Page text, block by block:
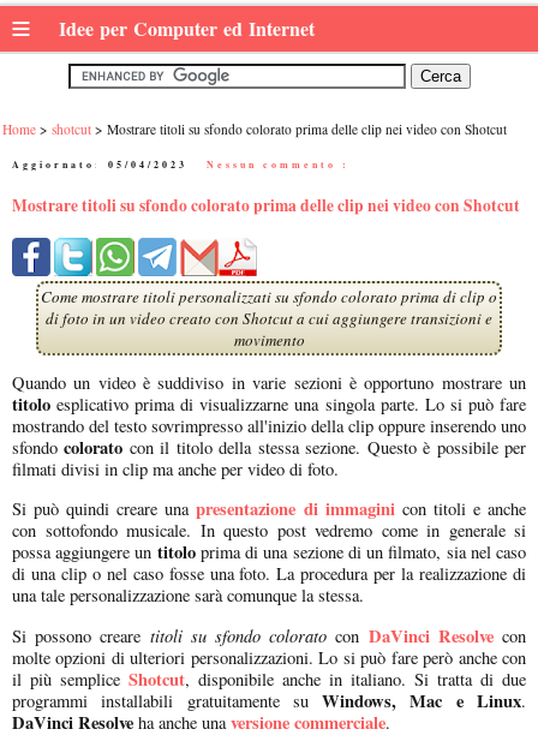
≡ Idee per Computer ed Internet
Home shotcut Mostrare titoli su sfondo colorato prima delle clip nei video con Shotcut
Aggiornato: 05/04/2023 Nessun commento :
Mostrare titoli su sfondo colorato prima delle clip nei video con Shotcut
Come mostrare titoli personalizzati su sfondo colorato prima di clip o
di foto in un video creato con Shotcut a cui aggiungere transizioni e
movimento
Quando un video è suddiviso in varie sezioni è opportuno mostrare un
titolo esplicativo prima di visualizzarne una singola parte. Lo si può fare
mostrando del testo sovrimpresso all'inizio della clip oppure inserendo uno
sfondocolorato con il titolo della stessa sezione. Questo è possibile per
filmati divisi in clip ma anche per video di foto.
Si può quindi creare una presentazione di immaginicon titoli e anche
con sottofondo musicale. In questo post vedremo come in generale si
possa aggiungere un titoloprima di una sezione di un filmato, sia nel caso
di una clip o nel caso fosse una foto. La procedura per la realizzazione di
una tale personalizzazione sarà comunque la stessa.
Si possono creare titoli su sfondo colorato con DaVinci Resolvecon
molte opzioni di ulteriori personalizzazioni. Lo si può fare però anche con
il più semplice Shotcut, disponibile anche in italiano. Si tratta di due
programmi installabili gratuitamente suWindows, Mac e Linux.
DaVinci Resolve ha anche una versione commerciale.